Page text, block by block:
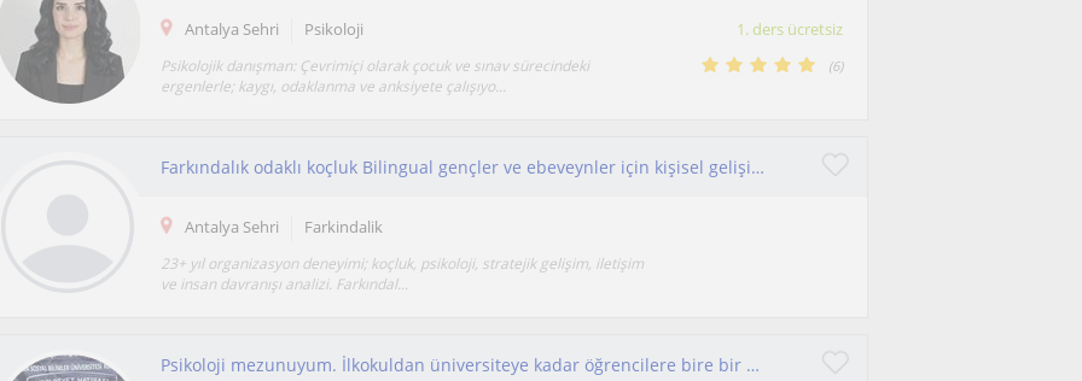
Antalya Sehri Psikoloji 1. ders ücretsiz
Psikolojik danışman: Çevrimiçi olarak çocuk ve sınav sürecindeki
ergenlerle; kaygı, odaklanma ve anksiyete çalışıyo...
(6)
Farkındalık odaklı koçluk Bilingual gençler ve ebeveynler için kişisel gelişim
Antalya Sehri Farkindalik
23+ yıl organizasyon deneyimi; koçluk, psikoloji, stratejik gelişim, iletişim
ve insan davranışı analizi. Farkındal...
Psikoloji mezunuyum. İlkokuldan üniversiteye kadar öğrencilere bire bir online eğitim koçluğu ve motivasyon desteği sunmaktayım